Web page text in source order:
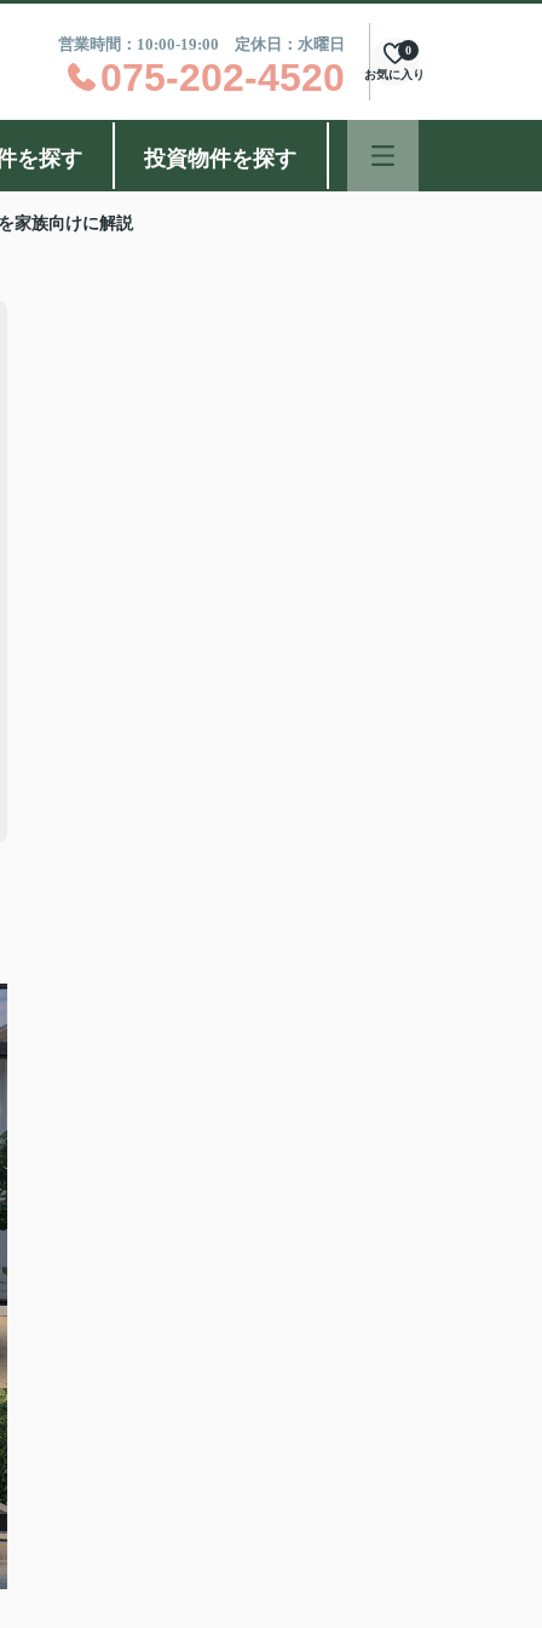
営業時間：10:00-19:00 定休日：水曜日
075-202-4520 お気に入り
0
を探す 投資物件を探す
家族向けに解説